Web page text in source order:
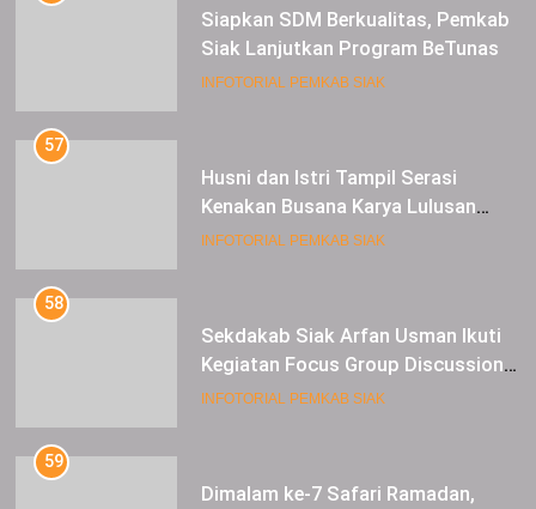
Siapkan SDM Berkualitas, Pemkab
Siak Lanjutkan Program BeTunas
INFOTORIAL PEMKAB SIAK
57
Husni dan Istri Tampil Serasi
Kenakan Busana Karya Lulusan
SMK Pariwisata Siak, di Lancang
INFOTORIAL PEMKAB SIAK
58
Sekdakab Siak Arfan Usman Ikuti
Kegiatan Focus Group Discussion
Tentang Kebijakan Penganggaran
INFOTORIAL PEMKAB SIAK
59
Dimalam ke-7 Safari Ramadan,